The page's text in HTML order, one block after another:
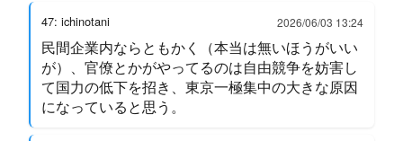
47: ichinotani 2026/06/03 13:24
民間企業内ならともかく（本当は無いほうがいい
が）、官僚とかがやってるのは自由競争を妨害し
て国力の低下を招き、東京一極集中の大きな原因
になっていると思う。